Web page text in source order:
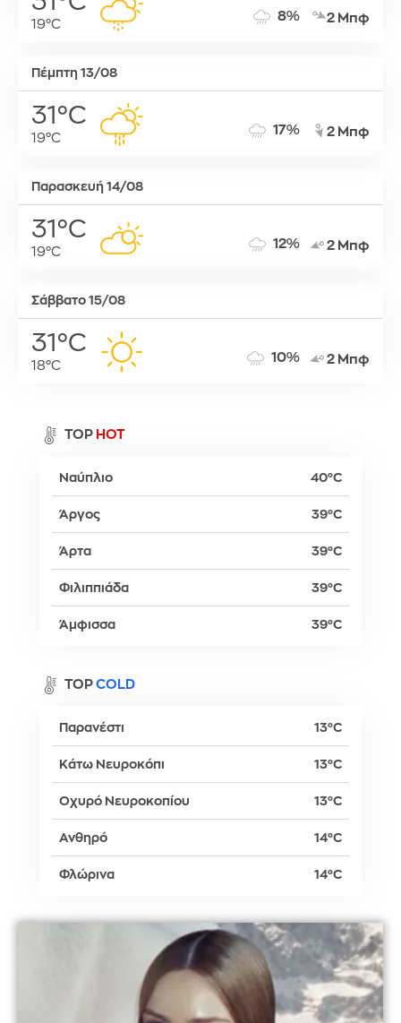
19°C
8% 2 Μπφ
Πέμπτη 13/08
31°C
19°C
17% 2 Μπφ
Παρασκευή 14/08
31°C
19°C
12% 2 Μπφ
Σάββατο 15/08
31°C
18°C
10% 2 Μπφ
TOP HOT
Ναύπλιο 40°C
Άργος 39°C
Άρτα 39°C
Φιλιππιάδα 39°C
Άμφισσα 39°C
TOP COLD
Παρανέστι 13°C
Κάτω Νευροκόπι 13°C
Οχυρό Νευροκοπίου 13°C
Ανθηρό 14°C
Φλώρινα 14°C